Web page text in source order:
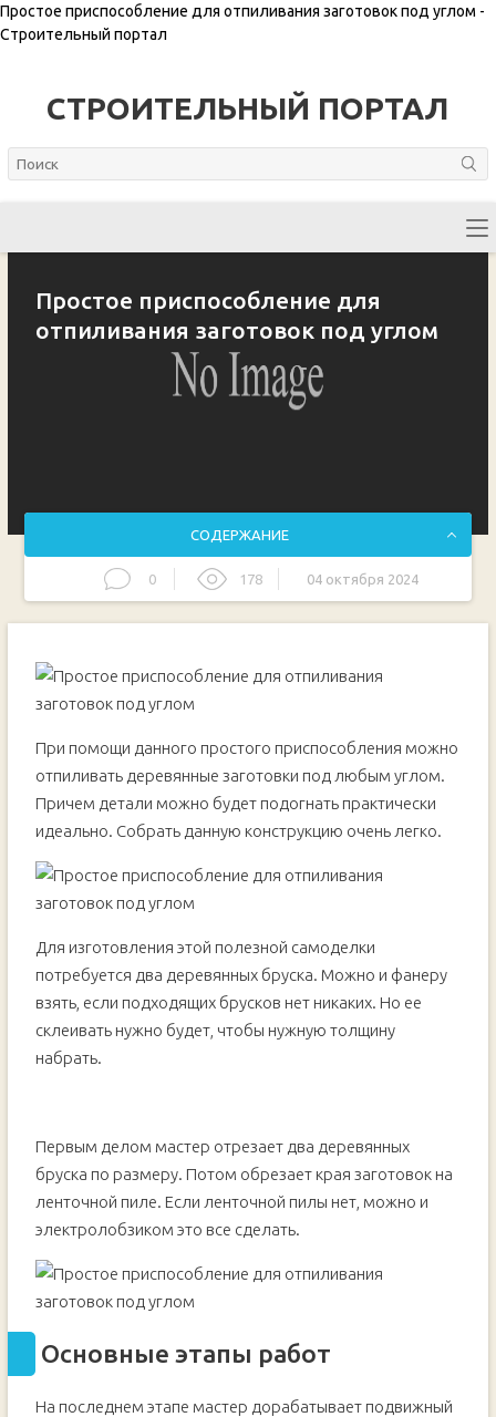
Простое приспособление для отпиливания заготовок под углом -
Строительный портал
СТРОИТЕЛЬНЫЙ ПОРТАЛ
Простое приспособление для
отпиливания заготовок под углом
СОДЕРЖАНИЕ
0 178 04 октября 2024
При помощи данного простого приспособления можно
отпиливать деревянные заготовки под любым углом.
Причем детали можно будет подогнать практически
идеально. Собрать данную конструкцию очень легко.
Для изготовления этой полезной самоделки
потребуется два деревянных бруска. Можно и фанеру
взять, если подходящих брусков нет никаких. Но ее
склеивать нужно будет, чтобы нужную толщину
набрать.
Первым делом мастер отрезает два деревянных
бруска по размеру. Потом обрезает края заготовок на
ленточной пиле. Если ленточной пилы нет, можно и
электролобзиком это все сделать.
Основные этапы работ
На последнем этапе мастер дорабатывает подвижный